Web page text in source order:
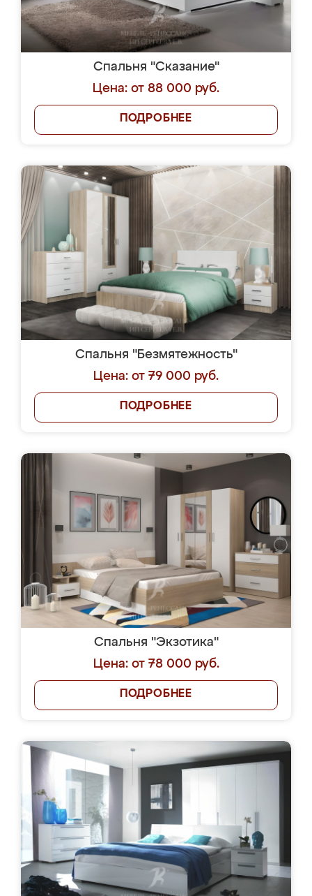
Спальня "Сказание"
Цена: от 88 000 руб.
ПОДРОБНЕЕ
Спальня "Безмятежность"
Цена: от 79 000 руб.
ПОДРОБНЕЕ
Спальня "Экзотика"
Цена: от 78 000 руб.
ПОДРОБНЕЕ